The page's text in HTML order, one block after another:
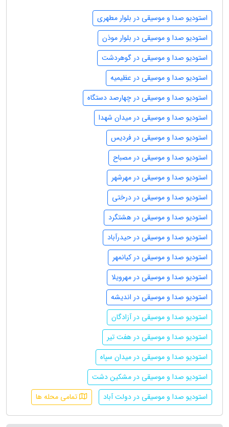
استودیو صدا و موسیقی در بلوار مطهری
استودیو صدا و موسیقی در بلوار موذن
استودیو صدا و موسیقی در گوهردشت
استودیو صدا و موسیقی در عظیمیه
استودیو صدا و موسیقی در چهارصد دستگاه
استودیو صدا و موسیقی در میدان شهدا
استودیو صدا و موسیقی در فردیس
استودیو صدا و موسیقی در مصباح
استودیو صدا و موسیقی در مهرشهر
استودیو صدا و موسیقی در درختی
استودیو صدا و موسیقی در هشتگرد
استودیو صدا و موسیقی در حیدرآباد
استودیو صدا و موسیقی در کیانمهر
استودیو صدا و موسیقی در مهرویلا
استودیو صدا و موسیقی در اندیشه
استودیو صدا و موسیقی در آزادگان
استودیو صدا و موسیقی در هفت تیر
استودیو صدا و موسیقی در میدان سپاه
استودیو صدا و موسیقی در مشکین دشت
استودیو صدا و موسیقی در دولت آباد
تمامی محله ها